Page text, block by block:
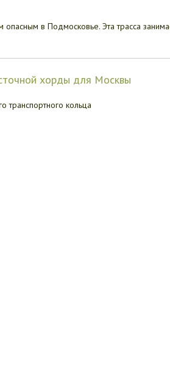
в Подмосковье. Эта трасса
хорды для Москвы
кольца